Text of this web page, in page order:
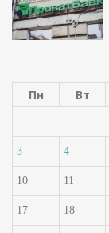
Пн
Вт
3 4
10 11
17 18